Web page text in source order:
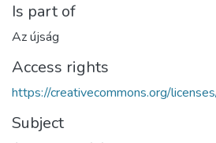
Is part of
Az újság
Access rights
https://creativecommons.org/
Subject